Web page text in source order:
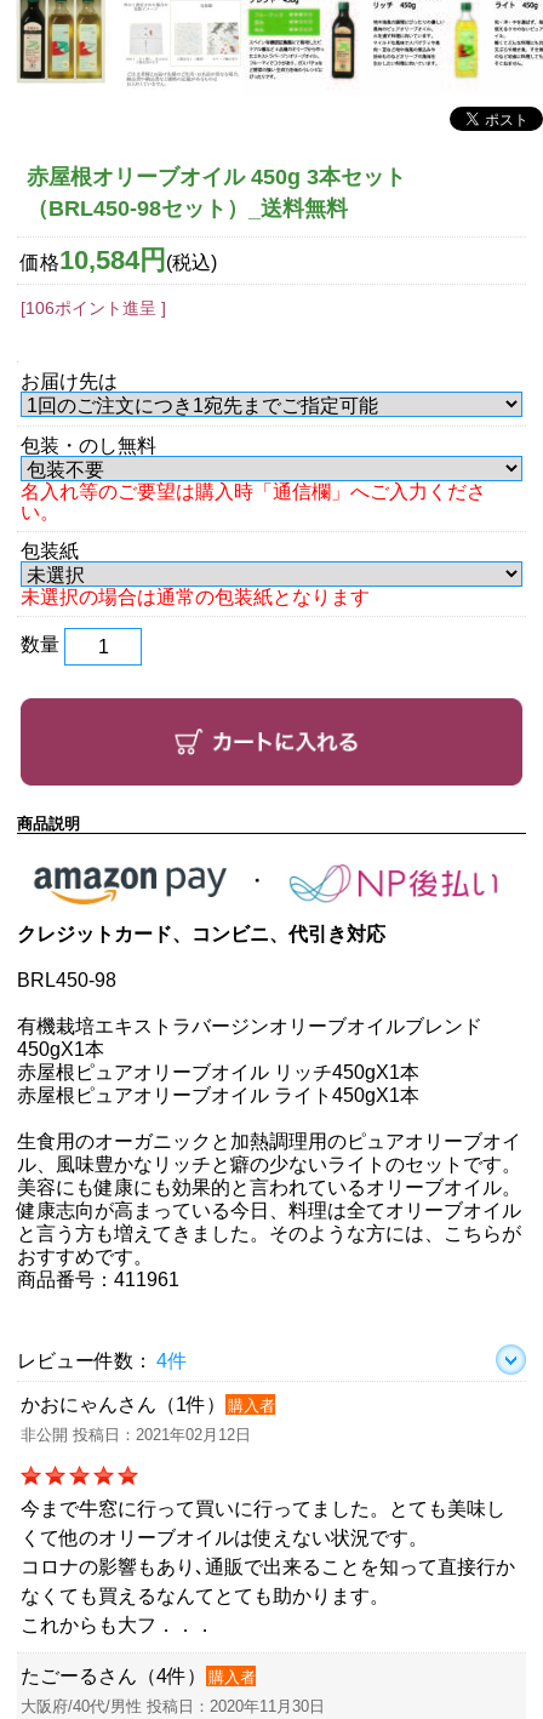
赤屋根オリーブオイル 450g 3本セット
（BRL450-98セット）_送料無料
価格10,584円 (税込)
[106ポイント進呈 ]
お届け先は
包装・のし無料
名入れ等のご要望は購入時「通信欄」へご入力くださ
い。
包装紙
未選択の場合は通常の包装紙となります
数量
商品説明
クレジットカード、コンビニ、代引き対応
BRL450-98
有機栽培エキストラバージンオリーブオイルブレンド
450gX1本
赤屋根ピュアオリーブオイル リッチ450gX1本
赤屋根ピュアオリーブオイル ライト450gX1本
生食用のオーガニックと加熱調理用のピュアオリーブオイ
ル、風味豊かなリッチと癖の少ないライトのセットです。
美容にも健康にも効果的と言われているオリーブオイル。
健康志向が高まっている今日、料理は全てオリーブオイル
と言う方も増えてきました。そのような方には、こちらが
おすすめです。
商品番号：411961
レビュー件数： 4件
かおにゃんさん（1件）
購入者
非公開 投稿日：2021年02月12日
今まで牛窓に行って買いに行ってました。とても美味し
くて他のオリーブオイルは使えない状況です。
コロナの影響もあり､通販で出来ることを知って直接行か
なくても買えるなんてとても助かります。
これからも大フ．．．
たごーるさん（4件）
購入者
大阪府/40代/男性 投稿日：2020年11月30日